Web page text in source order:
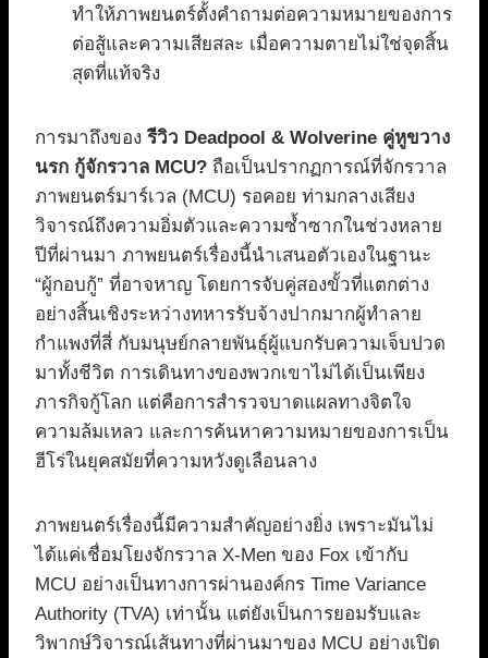
ทำให้ภาพยนตร์ตั้งคำถามต่อความหมายของการ
ต่อสู้และความเสียสละ เมื่อความตายไม่ใช่จุดสิ้น
สุดที่แท้จริง
การมาถึงของรีวิว Deadpool & Wolverine คู่หูขวาง
นรก กู้จักรวาล MCU? ถือเป็นปรากฏการณ์ที่จักรวาล
ภาพยนตร์มาร์เวล (MCU) รอคอย ท่ามกลางเสียง
วิจารณ์ถึงความอิ่มตัวและความซ้ำซากในช่วงหลาย
ปีที่ผ่านมา ภาพยนตร์เรื่องนี้นำเสนอตัวเองในฐานะ
“ผู้กอบกู้” ที่อาจหาญ โดยการจับคู่สองขั้วที่แตกต่าง
อย่างสิ้นเชิงระหว่างทหารรับจ้างปากมากผู้ทำลาย
กำแพงที่สี่ กับมนุษย์กลายพันธุ์ผู้แบกรับความเจ็บปวด
มาทั้งชีวิต การเดินทางของพวกเขาไม่ได้เป็นเพียง
ภารกิจกู้โลก แต่คือการสำรวจบาดแผลทางจิตใจ
ความล้มเหลว และการค้นหาความหมายของการเป็น
ฮีโร่ในยุคสมัยที่ความหวังดูเลือนลาง
ภาพยนตร์เรื่องนี้มีความสำคัญอย่างยิ่ง เพราะมันไม่
ได้แค่เชื่อมโยงจักรวาล X-Men ของ Fox เข้ากับ
MCU อย่างเป็นทางการผ่านองค์กร Time Variance
Authority (TVA) เท่านั้น แต่ยังเป็นการยอมรับและ
วิพากษ์วิจารณ์เส้นทางที่ผ่านมาของ MCU อย่างเปิด